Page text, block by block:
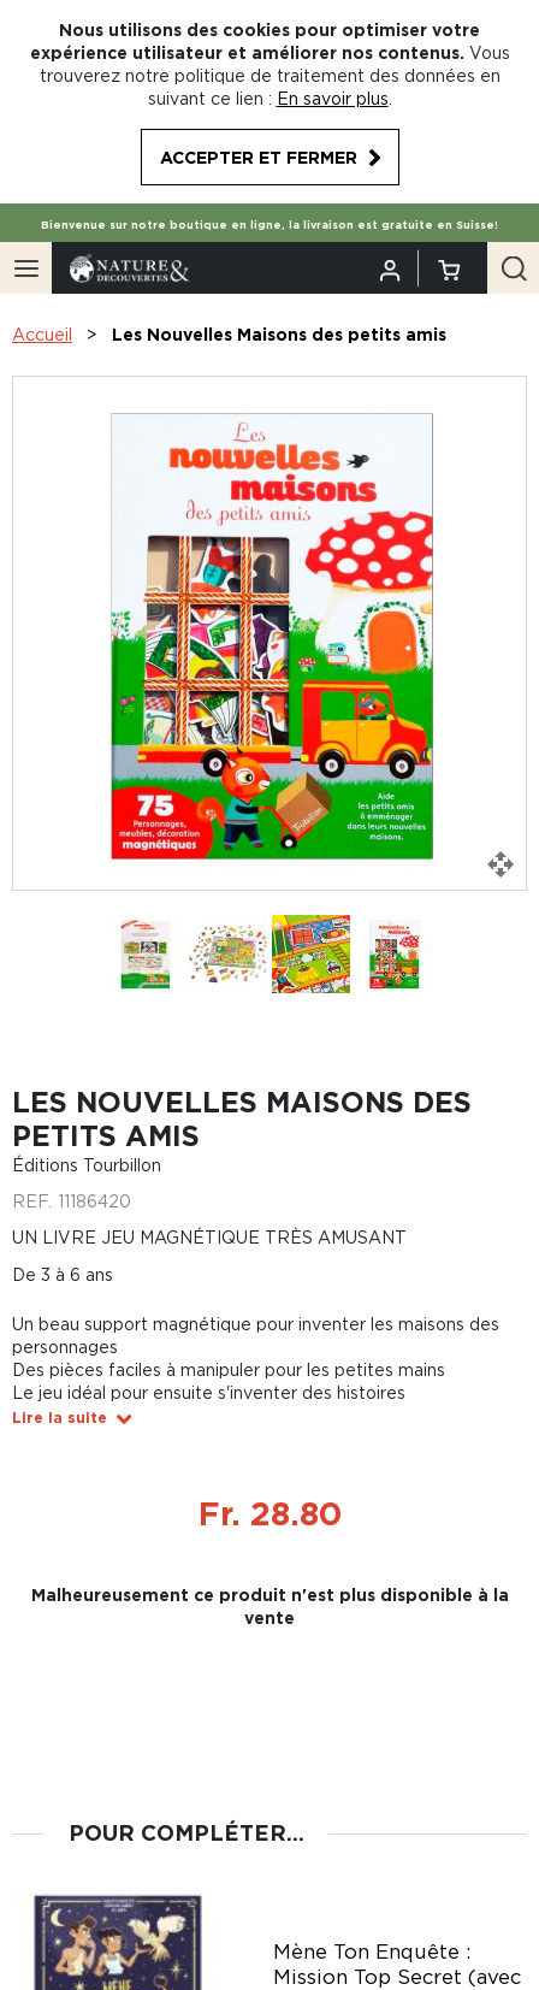
Nous utilisons des cookies pour optimiser votre
expérience utilisateur et améliorer nos contenus. Vous
trouverez notre politique de traitement des données en
suivant ce lien : En savoir plus
ACCEPTER ET FERMER
Bienvenue sur notre boutique en ligne, la livraison est gratuite en Suisse!
Accueil Les Nouvelles Maisons des petits amis
LES NOUVELLES MAISONS DES
PETITS AMIS
Éditions Tourbillon
REF. 11186420
UN LIVRE JEU MAGNÉTIQUE TRÈS AMUSANT
De 3 à 6 ans
Un beau support magnétique pour inventer les maisons des
personnages
Des pièces faciles à manipuler pour les petites mains
Le jeu idéal pour ensuite s'inventer des histoires
Lire la suite
Fr. 28.80
Malheureusement ce produit n'est plus disponible à la
vente
POUR COMPLÉTER...
Mène Ton Enquête :
Mission Top Secret (avec